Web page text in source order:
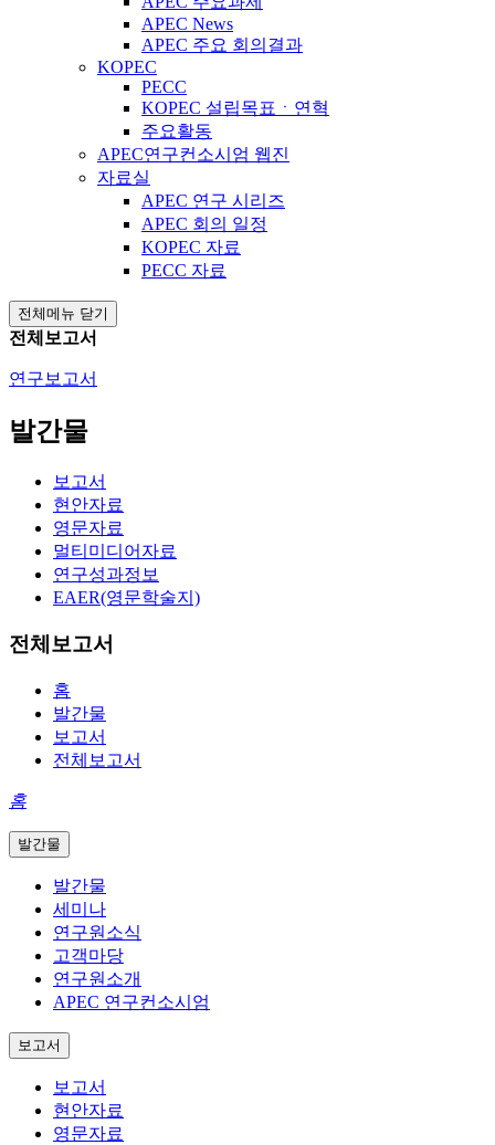
APEC News
APEC 주요 회의결과
KOPEC
PECC
KOPEC 설립목표ㆍ연혁
주요활동
APEC연구컨소시엄 웹진
자료실
APEC 연구 시리즈
APEC 회의 일정
KOPEC 자료
PECC 자료
전체메뉴 닫기
전체보고서
연구보고서
발간물
보고서
현안자료
영문자료
멀티미디어자료
연구성과정보
EAER(영문학술지)
전체보고서
홈
발간물
보고서
전체보고서
홈
발간물
발간물
세미나
연구원소식
고객마당
연구원소개
APEC 연구컨소시엄
보고서
보고서
현안자료
영문자료